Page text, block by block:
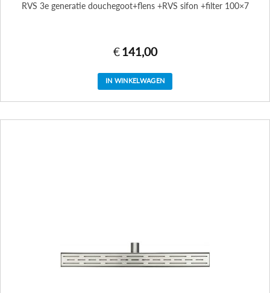
RVS 3e generatie douchegoot+flens +RVS sifon +filter 100×7
€ 141,00
IN WINKELWAGEN